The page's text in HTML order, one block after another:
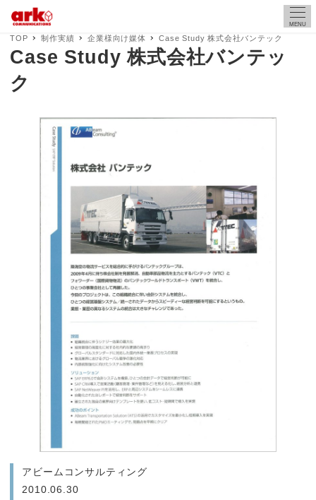
MENU
TOP 制作実績 企業様向け媒体 Case Study 株式会社バンテック
Case Study 株式会社バンテッ
ク
アビームコンサルティング
2010.06.30